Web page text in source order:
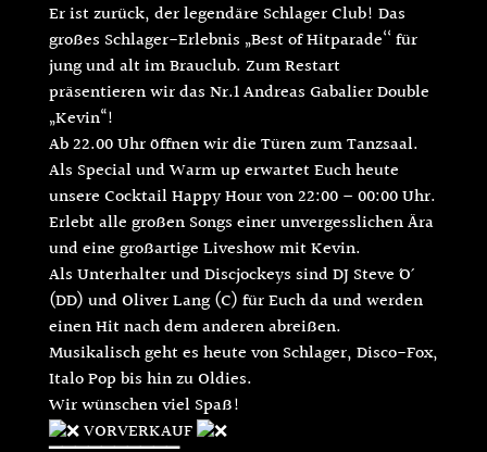
Er ist zurück, der legendäre Schlager Club! Das
großes Schlager-Erlebnis „Best of Hitparade‘‘ für
jung und alt im Brauclub. Zum Restart
präsentieren wir das Nr.1 Andreas Gabalier Double
„Kevin“!
Ab 22.00 Uhr öffnen wir die Türen zum Tanzsaal.
Als Special und Warm up erwartet Euch heute
unsere Cocktail Happy Hour von 22:00 – 00:00 Uhr.
Erlebt alle großen Songs einer unvergesslichen Ära
und eine großartige Liveshow mit Kevin.
Als Unterhalter und Discjockeys sind DJ Steve ´O´
(DD) und Oliver Lang (C) für Euch da und werden
einen Hit nach dem anderen abreißen.
Musikalisch geht es heute von Schlager, Disco-Fox,
Italo Pop bis hin zu Oldies.
Wir wünschen viel Spaß!
VORVERKAUF